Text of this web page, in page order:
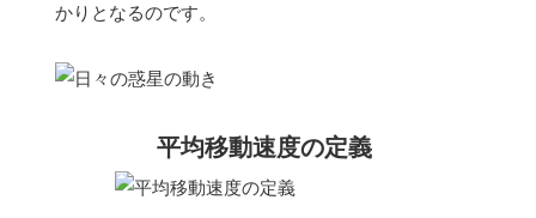
かりとなるのです。
平均移動速度の定義